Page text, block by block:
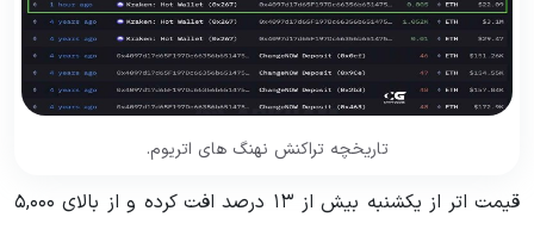
تاریخچه تراکنش‌ نهنگ های اتریوم.
قیمت اتر از یکشنبه بیش از ۱۳ درصد افت کرده و از بالای ۵,۰۰۰